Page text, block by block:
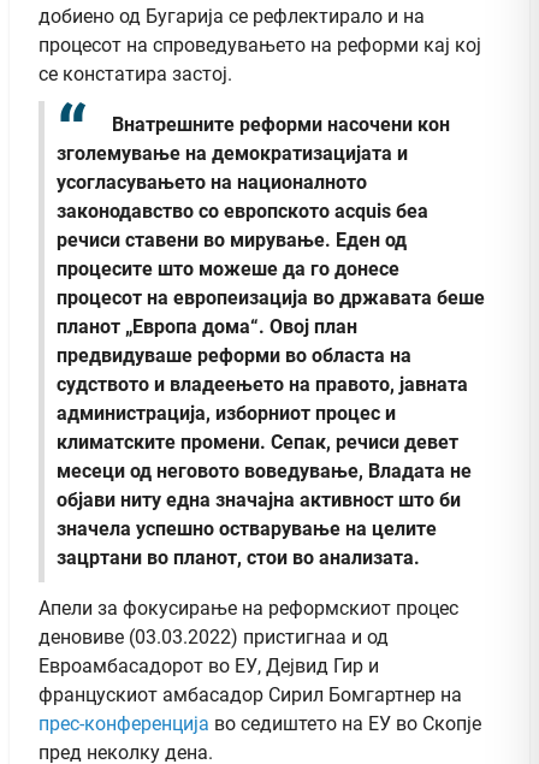
добиено од Бугарија се рефлектирало и на
процесот на спроведувањето на реформи кај кој
се констатира застој.
Внатрешните реформи насочени кон
зголемување на демократизацијата и
усогласувањето на националното
законодавство со европското acquis беа
речиси ставени во мирување. Еден од
процесите што можеше да го донесе
процесот на европеизација во државата беше
планот „Европа дома“. Овој план
предвидуваше реформи во областа на
судството и владеењето на правото, јавната
администрација, изборниот процес и
климатските промени. Сепак, речиси девет
месеци од неговото воведување, Владата не
објави ниту една значајна активност што би
значела успешно остварување на целите
зацртани во планот, стои во анализата.
Апели за фокусирање на реформскиот процес
деновиве (03.03.2022) пристигнаа и од
Евроамбасадорот во ЕУ, Дејвид Гир и
францускиот амбасадор Сирил Бомгартнер на
прес-конференција во седиштето на ЕУ во Скопје
пред неколку дена.